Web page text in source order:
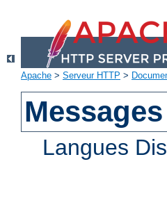
Apache > Serveur HTTP >
Langues